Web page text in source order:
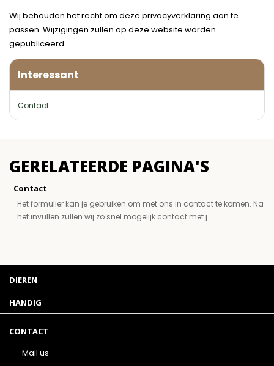
Wij behouden het recht om deze privacyverklaring aan te
passen. Wijzigingen zullen op deze website worden
gepubliceerd.
Interessant
Contact
GERELATEERDE PAGINA'S
Contact
Het formulier kan je gebruiken om met ons in contact te komen. Na
het invullen zullen wij zo snel mogelijk contact met j...
DIEREN
HANDIG
CONTACT
Mail us